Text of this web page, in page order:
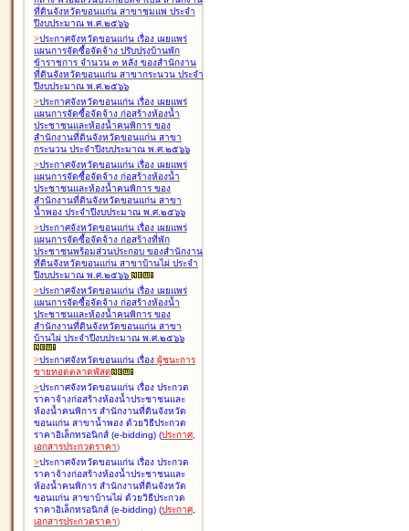
ที่ดินจังหวัดขอนแก่น สาขาชุมแพ ประจำ
ปีงบประมาณ พ.ศ.๒๕๖๖
>ประกาศจังหวัดขอนแก่น เรื่อง เผยแพร่
แผนการจัดซื้อจัดจ้าง ปรับปรุงบ้านพัก
ข้าราชการ จำนวน ๓ หลัง ของสำนักงาน
ที่ดินจังหวัดขอนแก่น สาขากระนวน ประจำ
ปีงบประมาณ พ.ศ.๒๕๖๖
>ประกาศจังหวัดขอนแก่น เรื่อง เผยแพร่
แผนการจัดซื้อจัดจ้าง ก่อสร้างห้องน้ำ
ประชาชนและห้องน้ำคนพิการ ของ
สำนักงานที่ดินจังหวัดขอนแก่น สาขา
กระนวน ประจำปีงบประมาณ พ.ศ.๒๕๖๖
>ประกาศจังหวัดขอนแก่น เรื่อง เผยแพร่
แผนการจัดซื้อจัดจ้าง ก่อสร้างห้องน้ำ
ประชาชนและห้องน้ำคนพิการ ของ
สำนักงานที่ดินจังหวัดขอนแก่น สาขา
น้ำพอง ประจำปีงบประมาณ พ.ศ.๒๕๖๖
>ประกาศจังหวัดขอนแก่น เรื่อง เผยแพร่
แผนการจัดซื้อจัดจ้าง ก่อสร้างที่พัก
ประชาชนพร้อมส่วนประกอบ ของสำนักงาน
ที่ดินจังหวัดขอนแก่น สาขาบ้านไผ่ ประจำ
ปีงบประมาณ พ.ศ.๒๕๖๖
>ประกาศจังหวัดขอนแก่น เรื่อง เผยแพร่
แผนการจัดซื้อจัดจ้าง ก่อสร้างห้องน้ำ
ประชาชนและห้องน้ำคนพิการ ของ
สำนักงานที่ดินจังหวัดขอนแก่น สาขา
บ้านไผ่ ประจำปีงบประมาณ พ.ศ.๒๕๖๖
>ประกาศจังหวัดขอนแก่น เรื่อง ผู้ชนะการ
ขายทอดตลาดพัสดุ
>ประกาศจังหวัดขอนแก่น เรื่อง ประกวด
ราคาจ้างก่อสร้างห้องน้ำประชาชนและ
ห้องน้ำคนพิการ สำนักงานที่ดินจังหวัด
ขอนแก่น สาขาน้ำพอง ด้วยวิธีประกวด
ราคาอิเล็กทรอนิกส์ (e-bidding) (ประกาศ,
เอกสารประกวดราคา)
>ประกาศจังหวัดขอนแก่น เรื่อง ประกวด
ราคาจ้างก่อสร้างห้องน้ำประชาชนและ
ห้องน้ำคนพิการ สำนักงานที่ดินจังหวัด
ขอนแก่น สาขาบ้านไผ่ ด้วยวิธีประกวด
ราคาอิเล็กทรอนิกส์ (e-bidding) (ประกาศ,
เอกสารประกวดราคา)